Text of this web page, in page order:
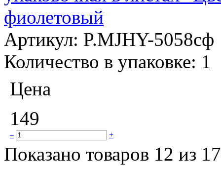
фиолетовый
Артикул: P.MJHY-5058сф
Количество в упаковке: 1
Цена
149
– +
Показано товаров 12 из